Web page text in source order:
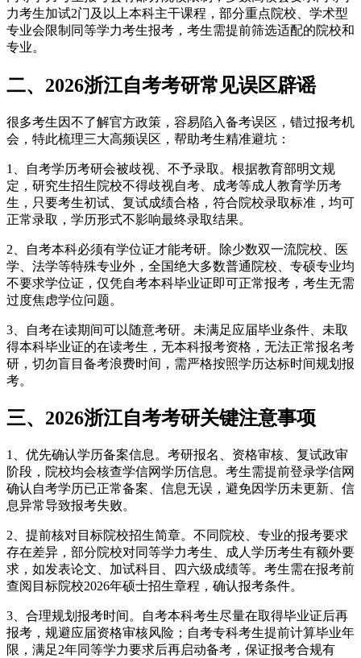
力考生加试2门及以上本科主干课程，部分重点院校、学术型
专业会限制同等学力考生报考，考生需提前筛选适配的院校和
专业。
二、2026浙江自考考研常见误区辟谣
很多考生因不了解官方政策，容易陷入备考误区，错过报考机
会，特此梳理三大高频误区，帮助考生精准避坑：
1、自考学历考研会被歧视、不予录取。根据教育部明文规
定，研究生招生院校不得歧视自考、成考等成人教育学历考
生，只要考生初试、复试成绩合格，符合院校录取标准，均可
正常录取，学历形式不影响最终录取结果。
2、自考本科必须有学位证才能考研。除少数双一流院校、医
学、法学等特殊专业外，全国绝大多数普通院校、专硕专业均
不要求学位证，仅凭自考本科毕业证即可正常报考，考生无需
过度焦虑学位问题。
3、自考在读期间可以随意考研。未满足应届毕业条件、未取
得本科毕业证的在读考生，无本科报考资格，无法正常报名考
研，切勿盲目备考浪费时间，需严格按照学历达标时间规划报
考。
三、2026浙江自考考研关键注意事项
1、优先确认学历备案信息。考研报名、资格审核、复试政审
阶段，院校均会核查学信网学历信息。考生需提前登录学信网
确认自考学历已正常备案、信息无误，避免因学历未更新、信
息异常导致报考失败。
2、提前核对目标院校招生简章。不同院校、专业的报考要求
存在差异，部分院校对同等学力考生、成人学历考生有额外要
求，如发表论文、加试科目、四六级成绩等。考生需在报考前
查阅目标院校2026年硕士招生章程，确认报考条件。
3、合理规划报考时间。自考本科考生尽量在取得毕业证后再
报考，规避应届资格审核风险；自考专科考生提前计算毕业年
限，满足2年同等学力要求后再启动备考，保证报考合规有